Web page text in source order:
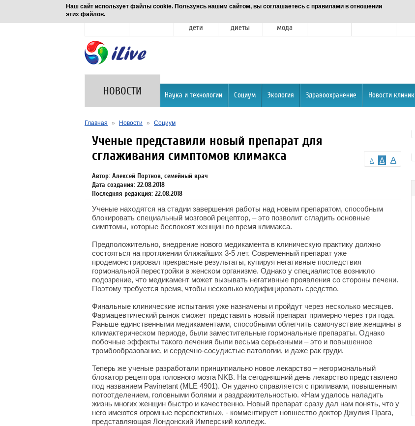
Наш сайт использует файлы cookie. Пользуясь нашим сайтом, вы соглашаетесь с правилами в отношении
этих файлов.Новости
дети
диеты
мода
НОВОСТИ Наука и технологии Социум Экология Здравоохранение Новости клиник
Главная » Новости » Социум
A A A
Ученые представили новый препарат для
сглаживания симптомов климакса
Автор: Алексей Портнов, семейный врач
Дата создания: 22.08.2018
Последняя редакция: 22.08.2018
Ученые находятся на стадии завершения работы над новым препаратом, способным
блокировать специальный мозговой рецептор, – это позволит сгладить основные
симптомы, которые беспокоят женщин во время климакса.
Предположительно, внедрение нового медикамента в клиническую практику должно
состояться на протяжении ближайших 3-5 лет. Современный препарат уже
продемонстрировал прекрасные результаты, купируя негативные последствия
гормональной перестройки в женском организме. Однако у специалистов возникло
подозрение, что медикамент может вызывать негативные проявления со стороны печени.
Поэтому требуется время, чтобы несколько модифицировать средство.
Финальные клинические испытания уже назначены и пройдут через несколько месяцев.
Фармацевтический рынок сможет представить новый препарат примерно через три года.
Раньше единственными медикаментами, способными облегчить самочувствие женщины в
климактерическом периоде, были заместительные гормональные препараты. Однако
побочные эффекты такого лечения были весьма серьезными – это и повышенное
тромбообразование, и сердечно-сосудистые патологии, и даже рак груди.
Теперь же ученые разработали принципиально новое лекарство – негормональный
блокатор рецептора головного мозга NKB. На сегодняшний день лекарство представлено
под названием Pavinetant (MLE 4901). Он удачно справляется с приливами, повышенным
потоотделением, головными болями и раздражительностью. «Нам удалось наладить
жизнь многих женщин быстро и качественно. Новый препарат сразу дал нам понять, что у
него имеются огромные перспективы», - комментирует новшество доктор Джулия Прага,
представляющая Лондонский Имперский колледж.